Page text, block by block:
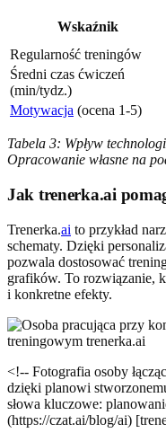
Wskaźnik
Regularność treningów
Średni czas ćwiczeń
(min/tydz.)
Motywacja (ocena 1-5)
Tabela 3: Wpływ
Opracowanie własne na
Jak trenerka.ai
Trenerka.ai to przykład
schematy. Dzięki
pozwala dostosować
grafików. To rozwiązanie,
i konkretne efekty.
<!-- Fotografia osoby
dzięki planowi
słowa kluczowe:
(https://czat.ai/blog/ai)